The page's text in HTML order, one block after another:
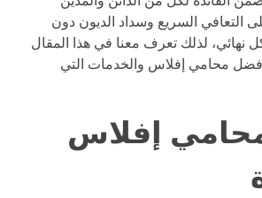
التعافي السريع وسداد الديون دون
نهائي، لذلك تعرف معنا في هذا المقال
أفضل محامي إفلاس والخدمات التي
إفلاس